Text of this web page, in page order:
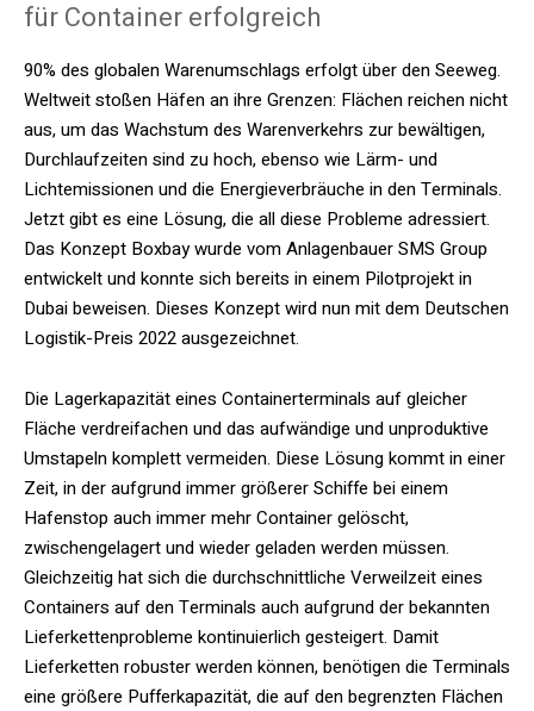
für Container erfolgreich
90% des globalen Warenumschlags erfolgt über den Seeweg.
Weltweit stoßen Häfen an ihre Grenzen: Flächen reichen nicht
aus, um das Wachstum des Warenverkehrs zur bewältigen,
Durchlaufzeiten sind zu hoch, ebenso wie Lärm- und
Lichtemissionen und die Energieverbräuche in den Terminals.
Jetzt gibt es eine Lösung, die all diese Probleme adressiert.
Das Konzept Boxbay wurde vom Anlagenbauer SMS Group
entwickelt und konnte sich bereits in einem Pilotprojekt in
Dubai beweisen. Dieses Konzept wird nun mit dem Deutschen
Logistik-Preis 2022 ausgezeichnet.
Die Lagerkapazität eines Containerterminals auf gleicher
Fläche verdreifachen und das aufwändige und unproduktive
Umstapeln komplett vermeiden. Diese Lösung kommt in einer
Zeit, in der aufgrund immer größerer Schiffe bei einem
Hafenstop auch immer mehr Container gelöscht,
zwischengelagert und wieder geladen werden müssen.
Gleichzeitig hat sich die durchschnittliche Verweilzeit eines
Containers auf den Terminals auch aufgrund der bekannten
Lieferkettenprobleme kontinuierlich gesteigert. Damit
Lieferketten robuster werden können, benötigen die Terminals
eine größere Pufferkapazität, die auf den begrenzten Flächen